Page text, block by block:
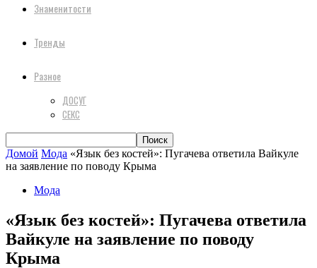
Знаменитости
Тренды
Разное
ДОСУГ
СЕКС
Домой Мода «Язык без костей»: Пугачева ответила Вайкуле
на заявление по поводу Крыма
Мода
«Язык без костей»: Пугачева ответила
Вайкуле на заявление по поводу
Крыма